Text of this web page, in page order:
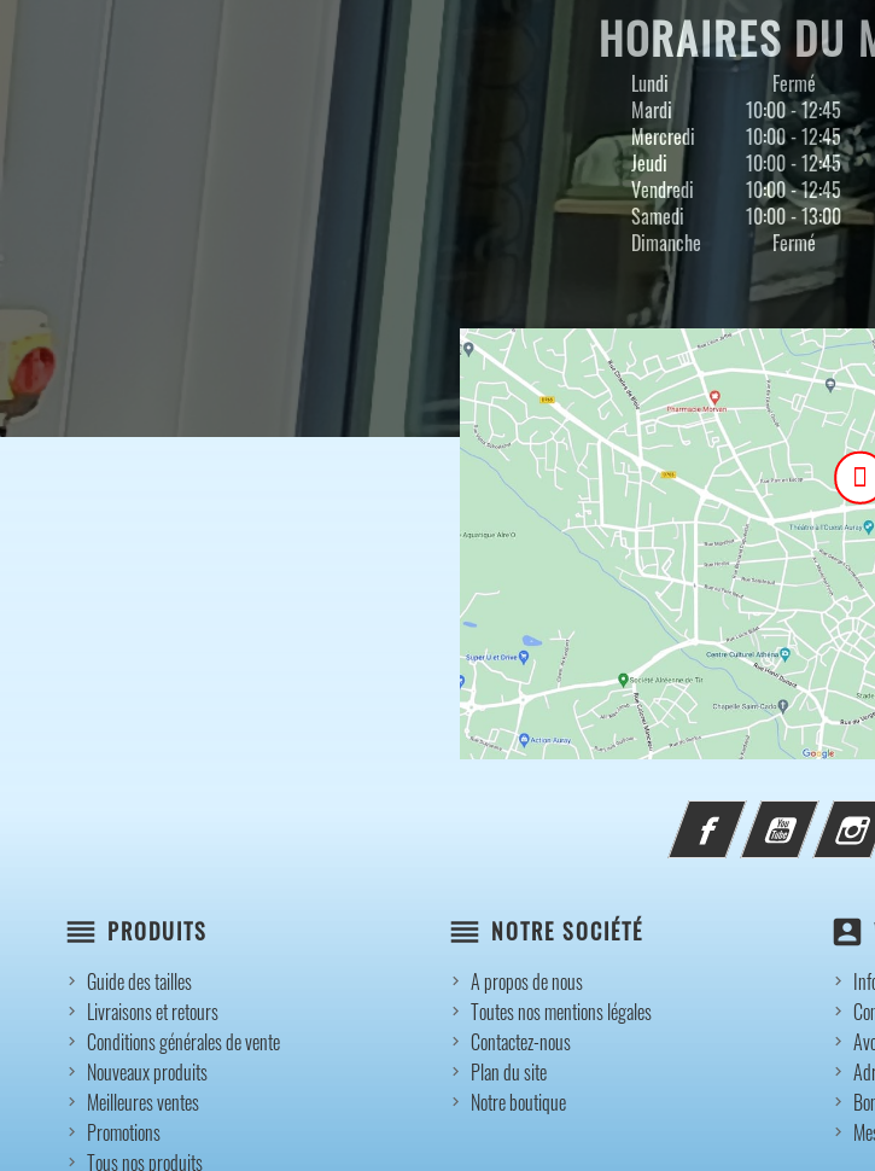
HORAIRES DU
Lundi Fermé
Mardi
10:00 - 12:45
Mercredi
10:00 - 12:45
Jeudi
10:00 - 12:45
Vendredi
10:00 - 12:45
Samedi
10:00 - 13:00
Dimanche
Fermé
FacebookYouTube
reorder PRODUITS
Guide des tailles
Livraisons et retours
Conditions générales de vente
Nouveaux produits
Meilleures ventes
Promotions
Tous nos produits
reorder NOTRE SOCIÉTÉ
A propos de nous
Toutes nos mentions légales
Contactez-nous
Plan du site
Notre boutique
account_box